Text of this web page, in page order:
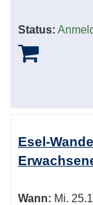
Status:
Esel-
Wann: Mi.